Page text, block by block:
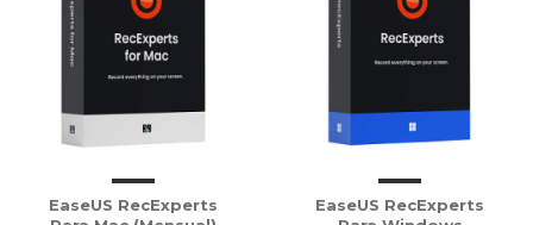
EaseUS RecExperts
EaseUS RecExperts